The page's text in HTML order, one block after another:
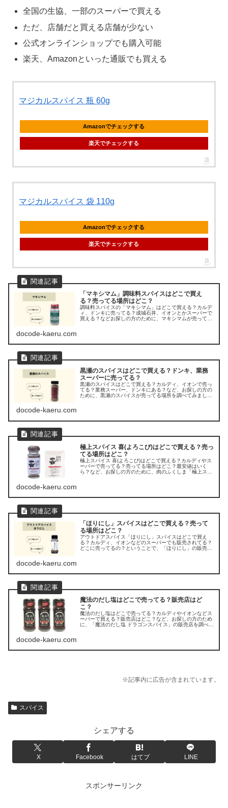
全国の生協、一部のスーパーで買える
ただ、店舗だと買える店舗が少ない
公式オンラインショップでも購入可能
楽天、Amazonといった通販でも買える
マジカルスパイス 瓶 60g
Amazonでチェックする
楽天でチェックする
マジカルスパイス 袋 110g
Amazonでチェックする
楽天でチェックする
「マキシマム」調味料スパイスはどこで買え
る？売ってる場所はどこ？
調味料スパイスの「マキシマム」はどこで買える？カルデ
ィ、ドンキに売ってる？成城石井、イオンとかスーパーで
買える？などお探しの方のために、マキシマムが売ってる
docode-kaeru.com
黒瀬のスパイスはどこで買える？ドンキ、業務
スーパーに売ってる？
黒瀬のスパイスはどこで買える？カルディ、イオンで売っ
てる？業務スーパー、ドンキにある？など、お探しの方の
ために、黒瀬のスパイスが売ってる場所を調べてみました
docode-kaeru.com
極上スパイス 喜(よろこび)はどこで買える？売っ
てる場所はどこ？
極上スパイス 喜(よろこび)はどこで買える？カルディやス
ーパーで売ってる？売ってる場所はどこ？最安値はいく
ら？など、お探しの方のために、肉のふくしま「極上スパ
docode-kaeru.com
「ほりにし」スパイスはどこで買える？売って
る場所はどこ？
アウトドアスパイス「ほりにし」スパイスはどこで買え
る？カルディ、イオンなどのスーパーでも販売されてる？
どこに売ってるの？ということで、「ほりにし」の販売店
docode-kaeru.com
魔法のだし塩はどこで売ってる？販売店はど
こ？
魔法のだし塩はどこで売ってる？カルディやイオンなどス
ーパーで買える？販売店はどこ？など、お探しの方のため
に、「魔法のだし塩 ドラゴンスパイス」の販売店を調べて
docode-kaeru.com
※記事内に広告が含まれています。
スパイス
シェアする
X Facebook はてブ LINE
スポンサーリンク